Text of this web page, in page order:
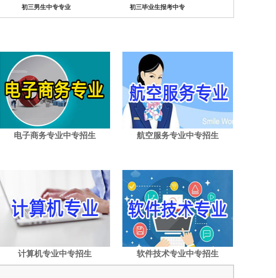
初三男生中专专业 初三毕业生报考中专
电子商务专业中专招生 航空服务专业中专招生
计算机专业中专招生 软件技术专业中专招生